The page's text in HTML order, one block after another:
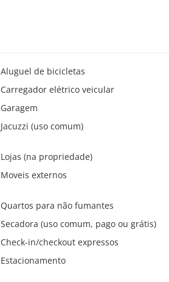
Aluguel de bicicletas
Carregador elétrico veicular
Garagem
Jacuzzi (uso comum)
Lojas (na propriedade)
Moveis externos
Quartos para não fumantes
Secadora (uso comum, pago ou grátis)
Check-in/checkout expressos
Estacionamento